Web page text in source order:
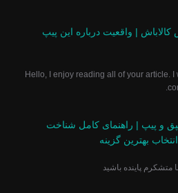
| واقعیت درباره این پیپ
Hello, I enjoy reading all of your article. I
و پیپ | راهنمای کامل شناخت
بهترین گزینه
متشکرم پاینده باشید